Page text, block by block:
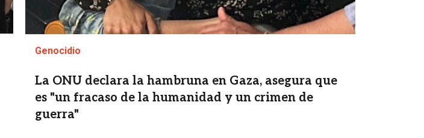
Genocidio
La ONU declara la hambruna en Gaza, asegura que
es "un fracaso de la humanidad y un crimen de
guerra"